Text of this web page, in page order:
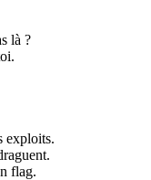
là ?
exploits.
flag.